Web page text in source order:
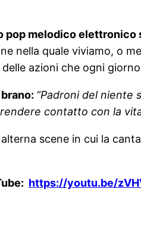
pop melodico elettronico
nella quale viviamo, o
azioni che ogni
“Padroni del niente
contatto con la
alterna scene in cui la
https://youtu.be/